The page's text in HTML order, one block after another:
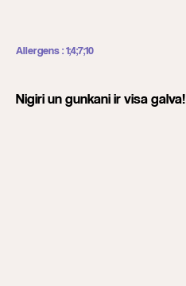
Allergens : 1;4;7;10
Nigiri un gunkani ir visa galva!